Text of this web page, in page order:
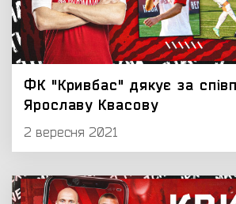
ФК "Кривбас" дякує за
Ярославу Квасову
2 вересня 2021